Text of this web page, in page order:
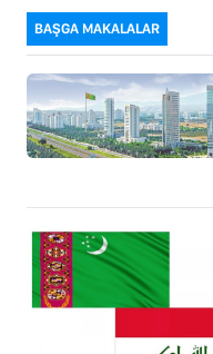
BAŞGA MAKALALAR